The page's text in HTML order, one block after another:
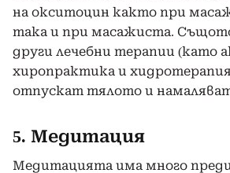
на окситоцин както при
така и при масажиста.
други лечебни терапии (като
хиропрактика и
отпускат тялото и
5. Медитация
Медитацията има много